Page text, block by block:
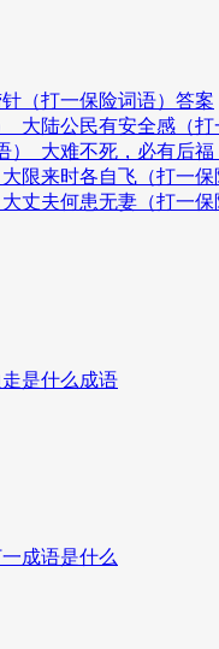
（打一保险词语）答案
_大陆公民有安全感（
）_大难不死，必有后
限来时各自飞（打一
丈夫何患无妻（打一
是什么成语
成语是什么